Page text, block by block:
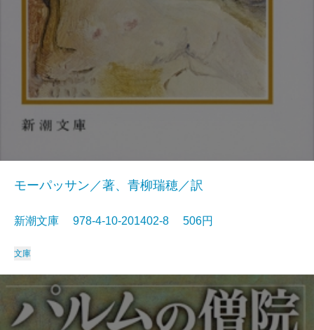
モーパッサン／著、青柳瑞穂／訳
新潮文庫 978-4-10-201402-8 506円
文庫